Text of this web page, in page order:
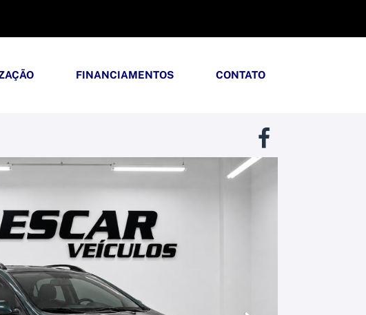
FINANCIAMENTOS CONTATO